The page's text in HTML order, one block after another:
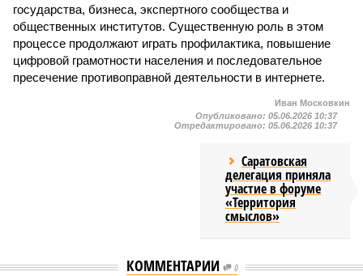
государства, бизнеса, экспертного сообщества и
общественных институтов. Существенную роль в этом
процессе продолжают играть профилактика, повышение
цифровой грамотности населения и последовательное
пресечение противоправной деятельности в интернете.
Иван Московкин
Опубликовано: 05.06.2026 10:37
Отредактировано: 05.06.2026 10:37
Саратовская
делегация приняла
участие в форуме
«Территория
смыслов»
КОММЕНТАРИИ 0